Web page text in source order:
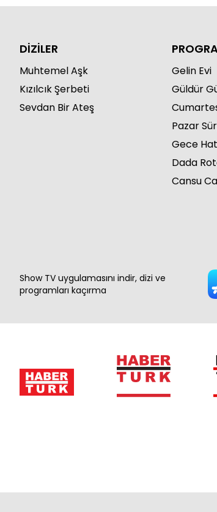
DİZİLER
Muhtemel Aşk
Kızılcık Şerbeti
Sevdan Bir Ateş
Gelin Evi
Güldür
Pazar
Gece
Dada
Cansu
Show TV uygulamasını indir, dizi ve
programları kaçırma